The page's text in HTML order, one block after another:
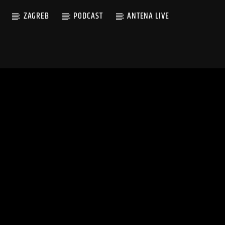
ZAGREB PODCAST ANTENA LIVE